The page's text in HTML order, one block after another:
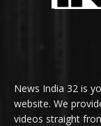
News India 32 is
website. We
videos straight